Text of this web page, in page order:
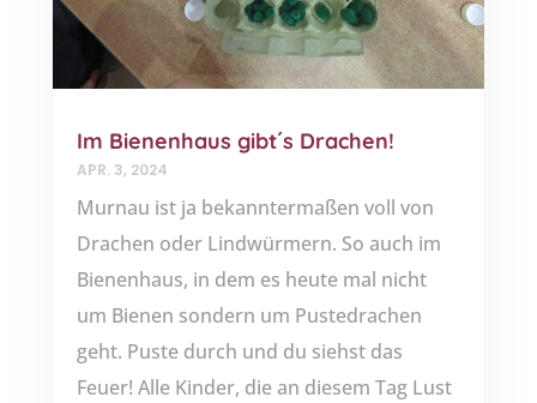
Im Bienenhaus gibt´s Drachen!
APR. 3, 2024
Murnau ist ja bekanntermaßen voll von
Drachen oder Lindwürmern. So auch im
Bienenhaus, in dem es heute mal nicht
um Bienen sondern um Pustedrachen
geht. Puste durch und du siehst das
Feuer! Alle Kinder, die an diesem Tag Lust